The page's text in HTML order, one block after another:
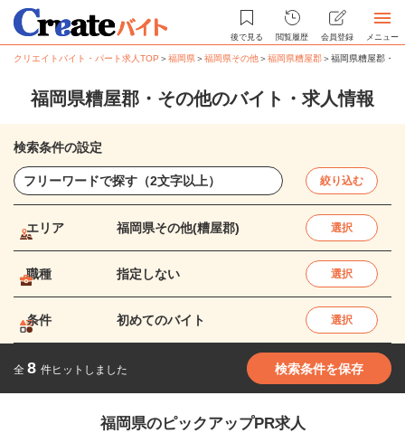
後で見る 閲覧履歴 会員登録 メニュー
クリエイトバイト・パート求人TOP ＞福岡県＞福岡県その他＞福岡県糟屋郡＞福岡県糟屋郡・
福岡県糟屋郡・その他のバイト・求人情報
検索条件の設定
絞り込む
エリア 福岡県その他(糟屋郡) 選択
職種 指定しない 選択
条件 初めてのバイト 選択
全 8 件ヒットしました 検索条件を保存
福岡県のピックアップPR求人